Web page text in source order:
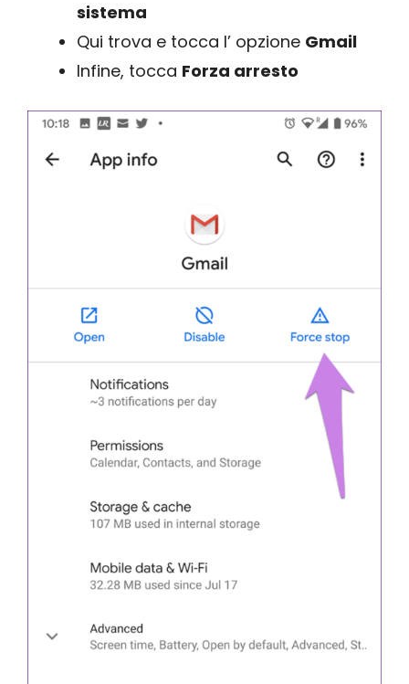
sistema
Qui trova e tocca l’ opzione Gmail
Infine, tocca Forza arresto